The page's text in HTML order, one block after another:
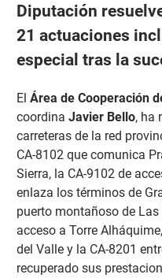
Diputación
21 actuaciones
especial tras la
El Área de Cooperación
coordina Javier Bello, ha
carreteras de la red
CA-8102 que comunica
Sierra, la CA-9102 de
enlaza los términos de
puerto montañoso de
acceso a Torre
del Valle y la CA-8201
recuperado sus